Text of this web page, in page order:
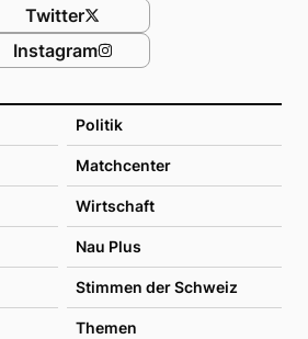
Politik
Matchcenter
Wirtschaft
Nau Plus
Stimmen der Schweiz
Themen
Twitter
Instagram